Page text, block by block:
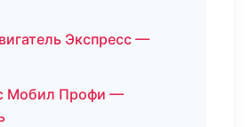
Экспресс —
Мобил Профи —